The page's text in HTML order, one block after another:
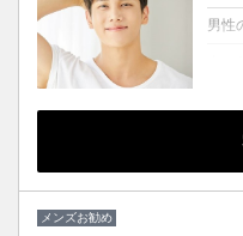
男性
か
メンズお勧め